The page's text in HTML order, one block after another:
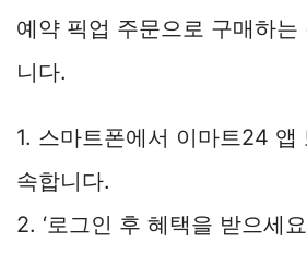
예약 픽업 주문으로 구매하는
니다.
1. 스마트폰에서 이마트24 앱
속합니다.
2. ‘로그인 후 혜택을 받으세